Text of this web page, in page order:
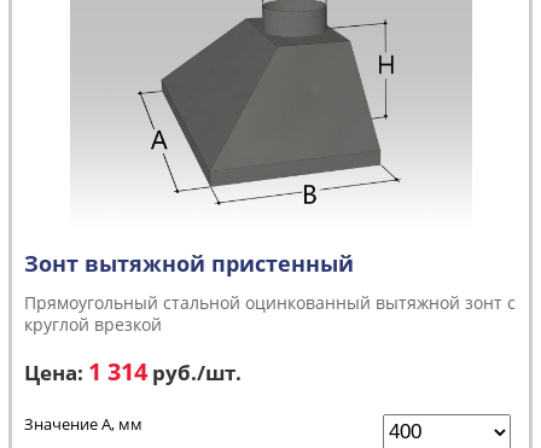
Зонт вытяжной пристенный
Прямоугольный стальной оцинкованный вытяжной зонт с
круглой врезкой
Цена: 1 314 руб./шт.
Значение A, мм